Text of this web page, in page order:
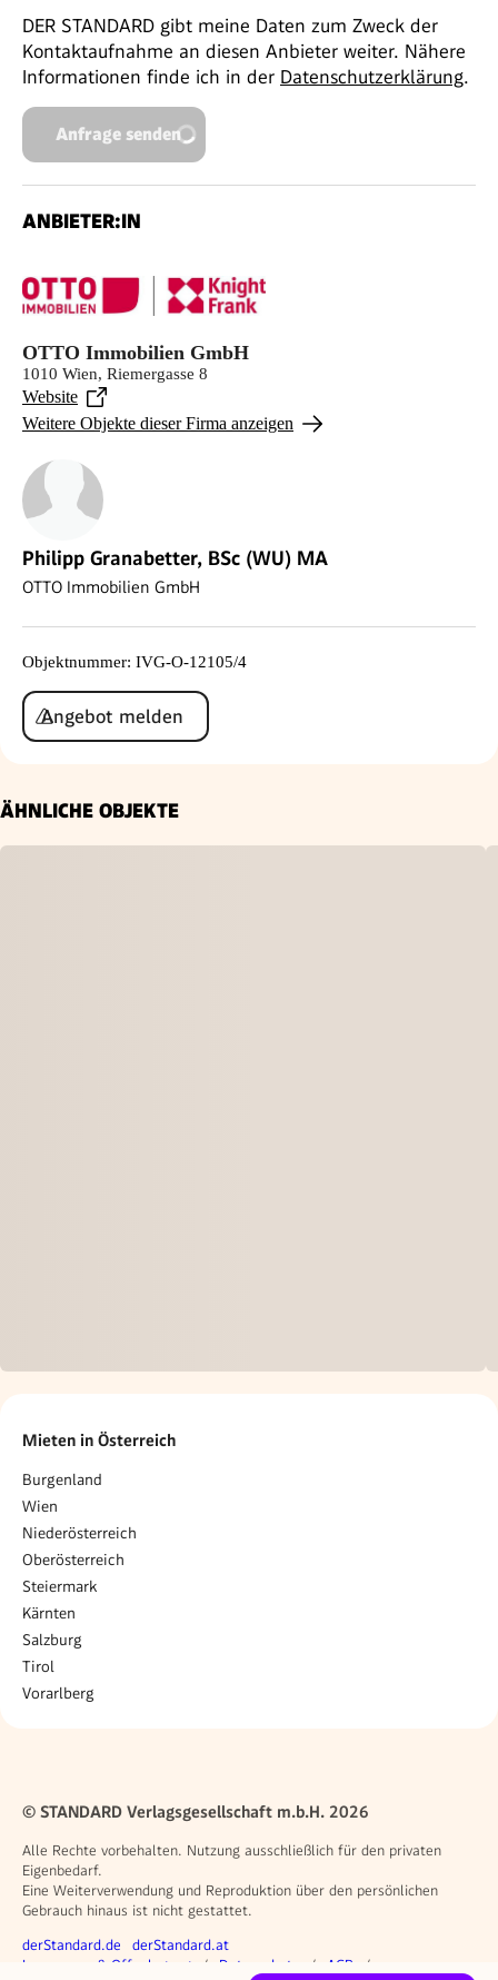
DER STANDARD gibt meine Daten zum Zweck der
Kontaktaufnahme an diesen Anbieter weiter. Nähere
Informationen finde ich in der Datenschutzerklärung.
Anfrage senden
ANBIETER:IN
OTTO Immobilien GmbH
1010 Wien, Riemergasse 8
Website
Weitere Objekte dieser Firma anzeigen
Philipp Granabetter, BSc (WU) MA
OTTO Immobilien GmbH
Objektnummer: IVG-O-12105/4
Angebot melden
ÄHNLICHE OBJEKTE
Mieten in Österreich
Burgenland
Wien
Niederösterreich
Oberösterreich
Steiermark
Kärnten
Salzburg
Tirol
Vorarlberg
© STANDARD Verlagsgesellschaft m.b.H. 2026
Alle Rechte vorbehalten. Nutzung ausschließlich für den privaten
Eigenbedarf.
Eine Weiterverwendung und Reproduktion über den persönlichen
Gebrauch hinaus ist nicht gestattet.
Weitere Angebote
derStandard.de derStandard.at
Rechtliches
Impressum & Offenlegung Datenschutz
AGB